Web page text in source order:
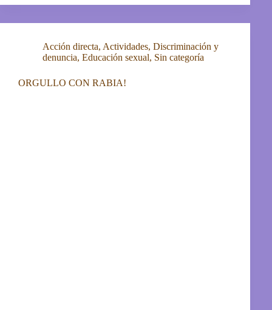
Acción directa, Actividades, Discriminación y
denuncia, Educación sexual, Sin categoría
ORGULLO CON RABIA!